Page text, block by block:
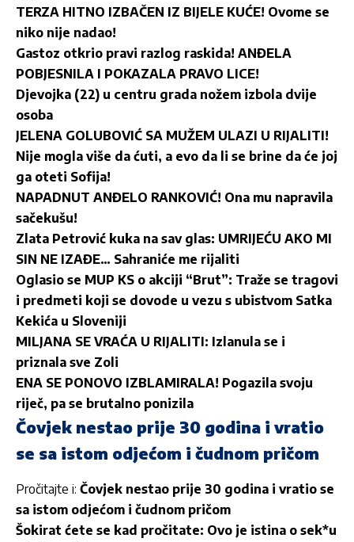
TERZA HITNO IZBAČEN IZ BIJELE KUĆE! Ovome se
niko nije nadao!
Gastoz otkrio pravi razlog raskida! ANĐELA
POBJESNILA I POKAZALA PRAVO LICE!
Djevojka (22) u centru grada nožem izbola dvije
osoba
JELENA GOLUBOVIĆ SA MUŽEM ULAZI U RIJALITI!
Nije mogla više da ćuti, a evo da li se brine da će joj
ga oteti Sofija!
NAPADNUT ANĐELO RANKOVIĆ! Ona mu napravila
sačekušu!
Zlata Petrović kuka na sav glas: UMRIJEĆU AKO MI
SIN NE IZAĐE… Sahraniće me rijaliti
Oglasio se MUP KS o akciji “Brut”: Traže se tragovi
i predmeti koji se dovode u vezu s ubistvom Satka
Kekića u Sloveniji
MILJANA SE VRAĆA U RIJALITI: Izlanula se i
priznala sve Zoli
ENA SE PONOVO IZBLAMIRALA! Pogazila svoju
riječ, pa se brutalno ponizila
Čovjek nestao prije 30 godina i vratio
se sa istom odjećom i čudnom pričom
Pročitajte i: Čovjek nestao prije 30 godina i vratio se
sa istom odjećom i čudnom pričom
Šokirat ćete se kad pročitate: Ovo je istina o sek*u